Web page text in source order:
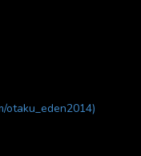
otaku_eden2014)